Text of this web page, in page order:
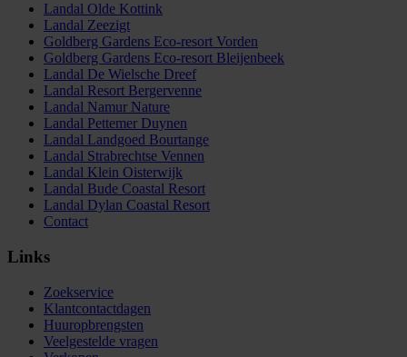
Landal Olde Kottink
Landal Zeezigt
Goldberg Gardens Eco-resort Vorden
Goldberg Gardens Eco-resort Bleijenbeek
Landal De Wielsche Dreef
Landal Resort Bergervenne
Landal Namur Nature
Landal Pettemer Duynen
Landal Landgoed Bourtange
Landal Strabrechtse Vennen
Landal Klein Oisterwijk
Landal Bude Coastal Resort
Landal Dylan Coastal Resort
Contact
Links
Zoekservice
Klantcontactdagen
Huuropbrengsten
Veelgestelde vragen